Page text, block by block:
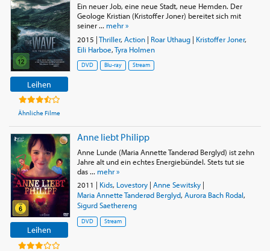
Leihen
Ähnliche Filme
Ein neuer Job, eine neue Stadt, neue Hemden. Der
Geologe Kristian (Kristoffer Joner) bereitet sich mit
seiner ... mehr »
2015 |Thriller, Action| Roar Uthaug| Kristoffer Joner,
Eili Harboe,Tyra Holmen
DVD Blu-ray Stream
Leihen
Anne liebt Philipp
Anne Lunde (Maria Annette Tanderød Berglyd) ist zehn
Jahre alt und ein echtes Energiebündel. Stets tut sie
das ... mehr »
2011 | Kids, Lovestory| Anne Sewitsky|
Maria Annette Tanderød Berglyd, Aurora Bach Rodal,
Sigurd Saethereng
DVD Stream